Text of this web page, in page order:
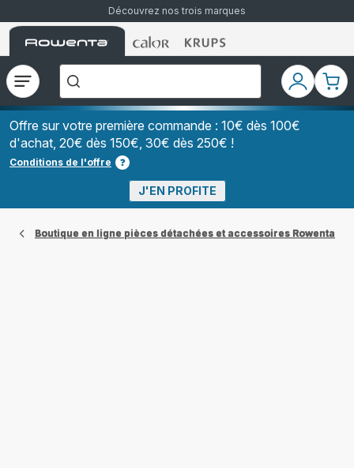
Découvrez nos trois marques
Accueil
Rowenta
Accueil
Rowenta
Accueil
Rowenta
Ouvrir
le
menu
recherchez-
vous
?","Aspirateurs
à
Grains","Centrales
Vapeurs","Sèche
Cheveux"]
Mon
compte
Mon
Offre sur votre première commande : 10€ dès 100€
d'achat, 20€ dès 150€, 30€ dès 250€ !
Conditions de l'offre
J'EN PROFITE
Boutique en ligne pièces détachées et accessoires Rowenta